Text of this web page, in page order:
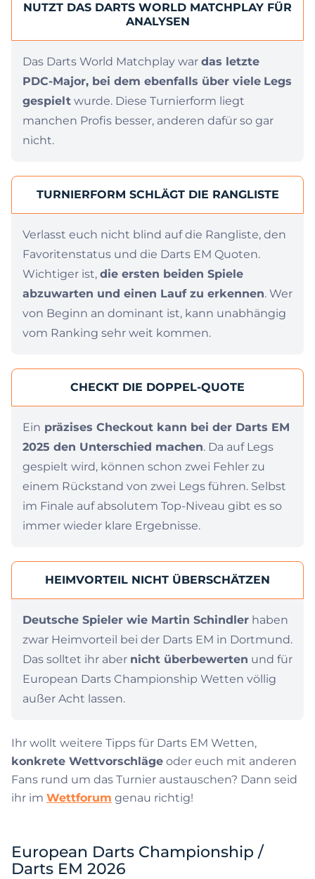
NUTZT DAS DARTS WORLD MATCHPLAY FÜR
ANALYSEN
Das Darts World Matchplay war das letzte
PDC-Major, bei dem ebenfalls über viele Legs
gespielt wurde. Diese Turnierform liegt
manchen Profis besser, anderen dafür so gar
nicht.
TURNIERFORM SCHLÄGT DIE RANGLISTE
Verlasst euch nicht blind auf die Rangliste, den
Favoritenstatus und die Darts EM Quoten.
Wichtiger ist, die ersten beiden Spiele
abzuwarten und einen Lauf zu erkennen. Wer
von Beginn an dominant ist, kann unabhängig
vom Ranking sehr weit kommen.
CHECKT DIE DOPPEL-QUOTE
Ein präzises Checkout kann bei der Darts EM
2025 den Unterschied machen. Da auf Legs
gespielt wird, können schon zwei Fehler zu
einem Rückstand von zwei Legs führen. Selbst
im Finale auf absolutem Top-Niveau gibt es so
immer wieder klare Ergebnisse.
HEIMVORTEIL NICHT ÜBERSCHÄTZEN
Deutsche Spieler wie Martin Schindler haben
zwar Heimvorteil bei der Darts EM in Dortmund.
Das solltet ihr aber nicht überbewerten und für
European Darts Championship Wetten völlig
außer Acht lassen.
Ihr wollt weitere Tipps für Darts EM Wetten,
konkrete Wettvorschläge oder euch mit anderen
Fans rund um das Turnier austauschen? Dann seid
ihr im Wettforum genau richtig!
European Darts Championship /
Darts EM 2026